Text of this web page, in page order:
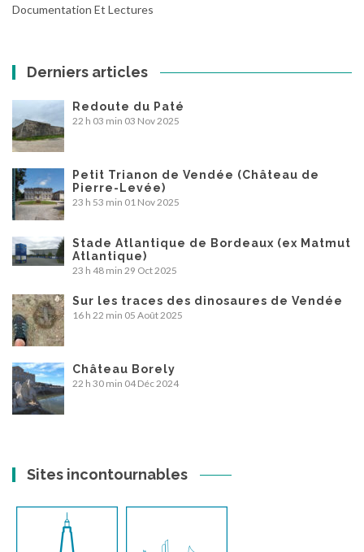
Documentation Et Lectures
Derniers articles
Redoute du Paté
22 h 03 min 03 Nov 2025
Petit Trianon de Vendée (Château de
Pierre-Levée)
23 h 53 min 01 Nov 2025
Stade Atlantique de Bordeaux (ex Matmut
Atlantique)
23 h 48 min 29 Oct 2025
Sur les traces des dinosaures de Vendée
16 h 22 min 05 Août 2025
Château Borely
22 h 30 min 04 Déc 2024
Sites incontournables